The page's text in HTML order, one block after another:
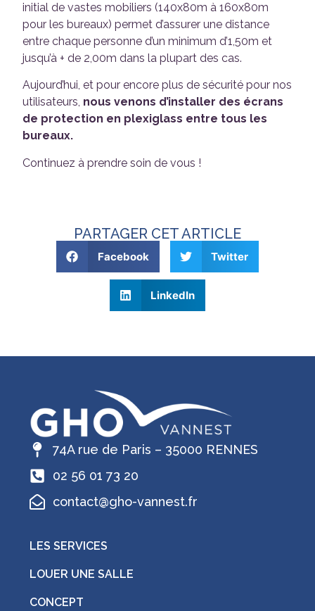
initial de vastes mobiliers (140x80m à 160x80m
pour les bureaux) permet d’assurer une distance
entre chaque personne d’un minimum d’1,50m et
jusqu’à + de 2,00m dans la plupart des cas.
Aujourd’hui, et pour encore plus de sécurité pour nos
utilisateurs, nous venons d’installer des écrans
de protection en plexiglass entre tous les
bureaux.
Continuez à prendre soin de vous !
PARTAGER CET ARTICLE
Facebook Twitter
LinkedIn
74A rue de Paris – 35000 RENNES
02 56 01 73 20
contact@gho-vannest.fr
LES SERVICES
LOUER UNE SALLE
CONCEPT